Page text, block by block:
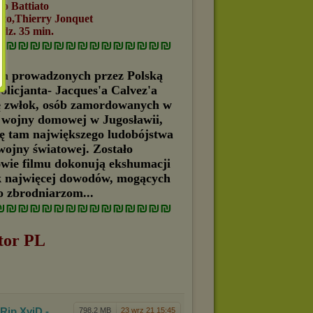
Battiato
Jonquet
35 min.
prowadzonych przez Polską
Jacques'a Calvez'a
osób zamordowanych w
domowej w Jugosławii,
tam największego ludobójstwa
światowej. Zostało
filmu dokonują ekshumacji
dowodów, mogących
zbrodniarzom...
PL
798,2 MB 23 wrz 21 15:45